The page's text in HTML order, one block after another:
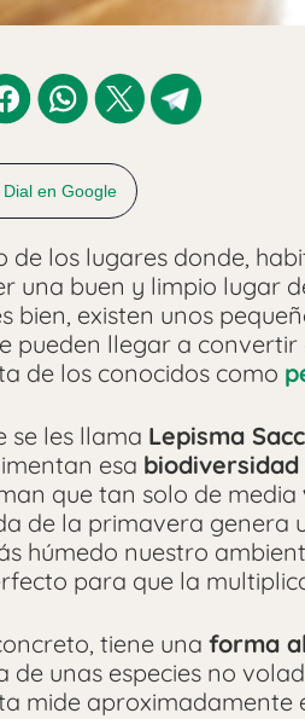
en Google
de los lugares donde,
una buen y limpio lugar
bien, existen unos
pueden llegar a
de los conocidos como
se les llama Lepisma
esa biodiversidad
que tan solo de media
de la primavera
húmedo nuestro
para que la
tiene una forma
de unas especies no
mide aproximadamente